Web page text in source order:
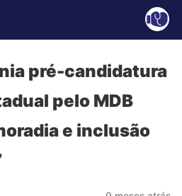
pré-candidatura
pelo MDB
e inclusão